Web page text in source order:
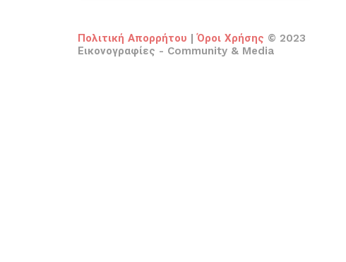
Πολιτική Απορρήτου | Όροι Χρήσης © 2023
Εικονογραφίες - Community & Media